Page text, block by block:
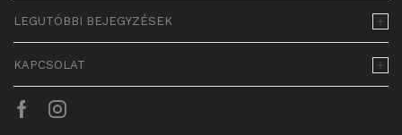
LEGUTÓBBI BEJEGYZÉSEK
KAPCSOLAT
FacebookInstagram